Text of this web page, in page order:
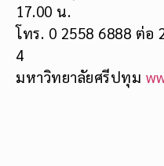
17.00 น.
โทร. 0 2558 6888 ต่อ
4
มหาวิทยาลัยศรีปทุม